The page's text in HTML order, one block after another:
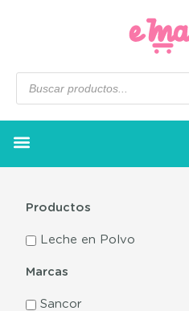
Productos
Leche en Polvo
Marcas
Sancor